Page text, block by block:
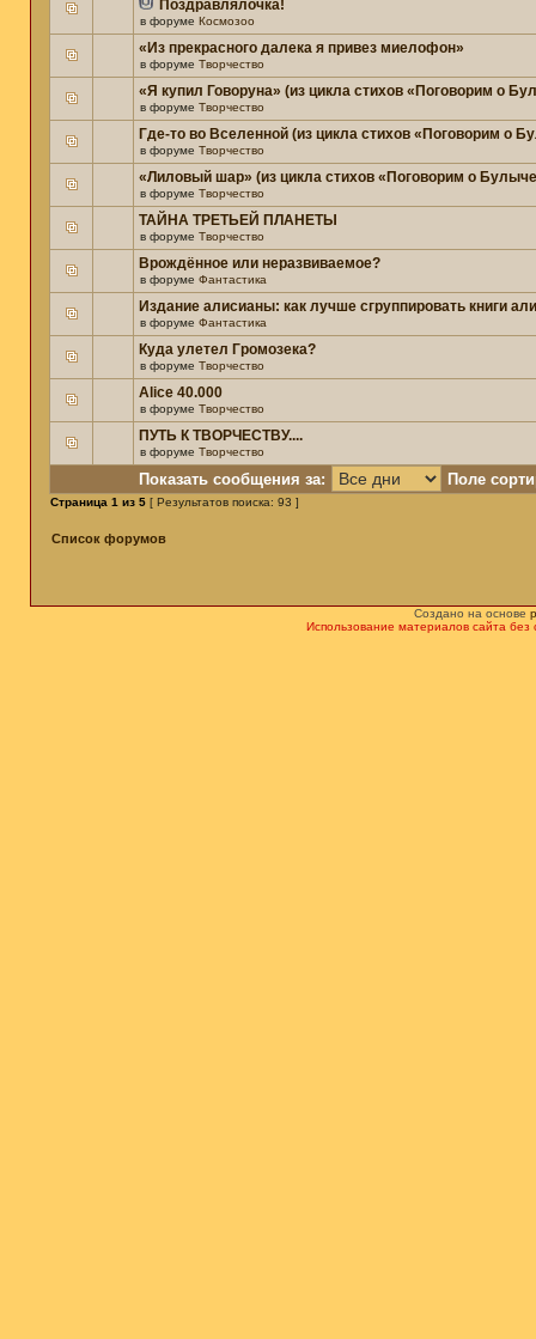
Поздравлялочка!
в форуме Космозоо
«Из прекрасного далека я привез миелофон»
в форуме Творчество
«Я купил Говоруна» (из цикла стихов «Поговорим о
в форуме Творчество
Где-то во Вселенной (из цикла стихов «Поговорим о
в форуме Творчество
«Лиловый шар» (из цикла стихов «Поговорим о
в форуме Творчество
ТАЙНА ТРЕТЬЕЙ ПЛАНЕТЫ
в форуме Творчество
Врождённое или неразвиваемое?
в форуме Фантастика
Издание алисианы: как лучше сгруппировать книги
в форуме Фантастика
Куда улетел Громозека?
в форуме Творчество
Alice 40.000
в форуме Творчество
ПУТЬ К ТВОРЧЕСТВУ....
в форуме Творчество
Показать сообщения за: Поле
Страница 1 из 5 [ Результатов поиска: 93 ]
Список форумов
Создано на основе
Использование материалов сайта